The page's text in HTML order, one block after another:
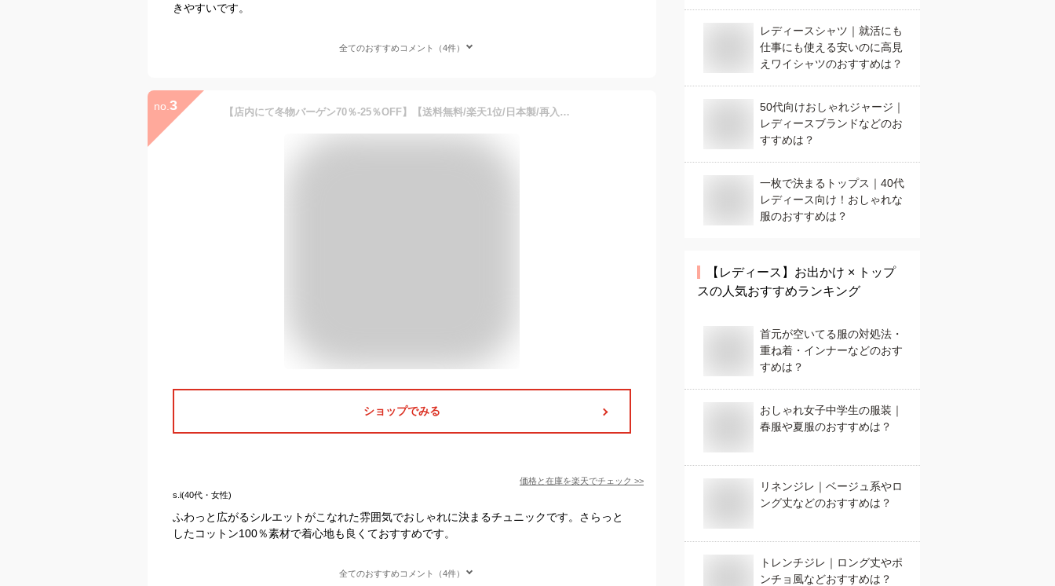
きやすいです。
全てのおすすめコメント（4件）
no. 3 【店内にて冬物バーゲン70％-25％OFF】【送料無料/楽天1位/日本製/再入荷】 ゆったりなのに美人見えブラウス 5色 春夏秋 M-LL 洗える 吸水速乾 強撚綿 レディースファッション トップス カットソー チュニック ブラウス ニット オーバーブラウス コットン100% 大人 メt 6158
ショップでみる
価格と在庫を楽天でチェック >>
s.i(40代・女性)
ふわっと広がるシルエットがこなれた雰囲気でおしゃれに決まるチュニックです。さらっと
したコットン100％素材で着心地も良くておすすめです。
全てのおすすめコメント（4件）
レディースシャツ｜就活にも
仕事にも使える安いのに高見
えワイシャツのおすすめは？
50代向けおしゃれジャージ｜
レディースブランドなどのお
すすめは？
一枚で決まるトップス｜40代
レディース向け！おしゃれな
服のおすすめは？
【レディース】 お出かけ × トップ
スの人気おすすめランキング
首元が空いてる服の対処法・
重ね着・インナーなどのおす
すめは？
おしゃれ女子中学生の服装｜
春服や夏服のおすすめは？
リネンジレ｜ベージュ系やロ
ング丈などのおすすめは？
トレンチジレ｜ロング丈やポ
ンチョ風などおすすめは？